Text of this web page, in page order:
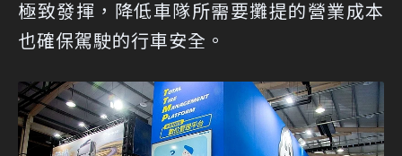
極致發揮，降低車隊所需要攤提的營業成本
也確保駕駛的行車安全。